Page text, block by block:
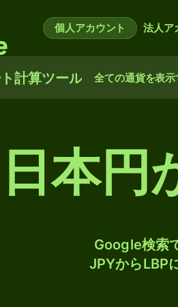
個人アカウント 法人ア
計算ツール 全ての通貨を表示
日本円
Google検索
JPYからLBP